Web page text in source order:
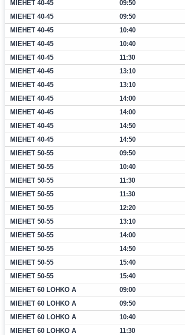
MIEHET 40-45
09:50
MIEHET 40-45
09:50
MIEHET 40-45
10:40
MIEHET 40-45
10:40
MIEHET 40-45
11:30
MIEHET 40-45
13:10
MIEHET 40-45
13:10
MIEHET 40-45
14:00
MIEHET 40-45
14:00
MIEHET 40-45
14:50
MIEHET 40-45
14:50
MIEHET 50-55
09:50
MIEHET 50-55
10:40
MIEHET 50-55
11:30
MIEHET 50-55
11:30
MIEHET 50-55
12:20
MIEHET 50-55
13:10
MIEHET 50-55
14:00
MIEHET 50-55
14:50
MIEHET 50-55
15:40
MIEHET 50-55
15:40
MIEHET 60 LOHKO A
09:00
MIEHET 60 LOHKO A
09:50
MIEHET 60 LOHKO A
10:40
MIEHET 60 LOHKO A
11:30